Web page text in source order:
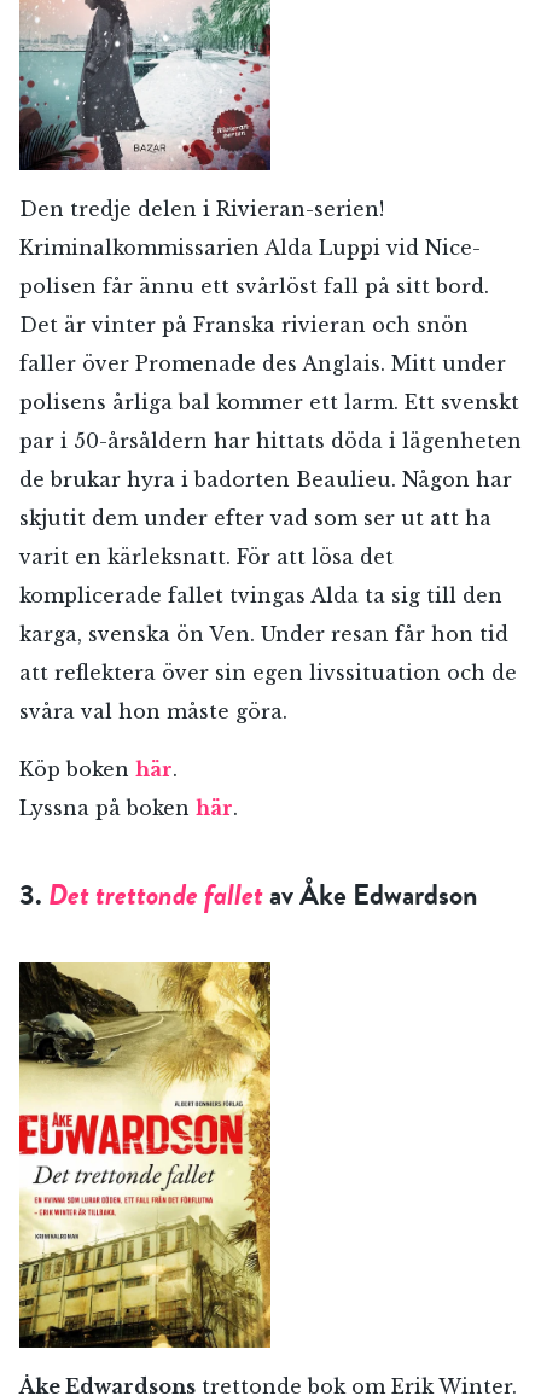
Den tredje delen i Rivieran-serien!
Kriminalkommissarien Alda Luppi vid Nice-
polisen får ännu ett svårlöst fall på sitt bord.
Det är vinter på Franska rivieran och snön
faller över Promenade des Anglais. Mitt under
polisens årliga bal kommer ett larm. Ett svenskt
par i 50-årsåldern har hittats döda i lägenheten
de brukar hyra i badorten Beaulieu. Någon har
skjutit dem under efter vad som ser ut att ha
varit en kärleksnatt. För att lösa det
komplicerade fallet tvingas Alda ta sig till den
karga, svenska ön Ven. Under resan får hon tid
att reflektera över sin egen livssituation och de
svåra val hon måste göra.
Köp boken här.
Lyssna på boken här.
3.Det trettonde falletav Åke Edwardson
Åke Edwardsons trettonde bok om Erik Winter.